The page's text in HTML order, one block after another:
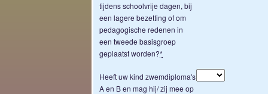
tijdens schoolvrije dagen, bij
een lagere bezetting of om
pedagogische redenen in
een tweede basisgroep
geplaatst worden?*
Heeft uw kind zwemdiploma's
A en B en mag hij/ zij mee op